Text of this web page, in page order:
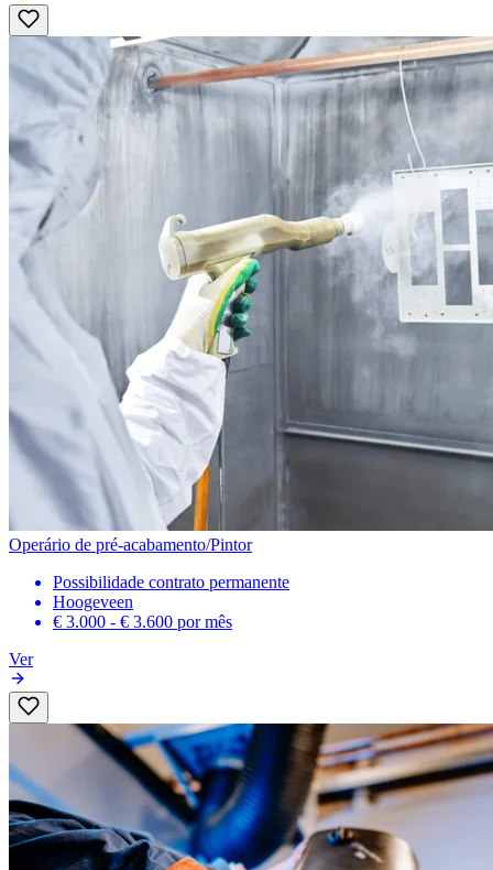
Operário de pré-acabamento/Pintor
Possibilidade contrato permanente
Hoogeveen
€ 3.000 - € 3.600 por mês
Ver